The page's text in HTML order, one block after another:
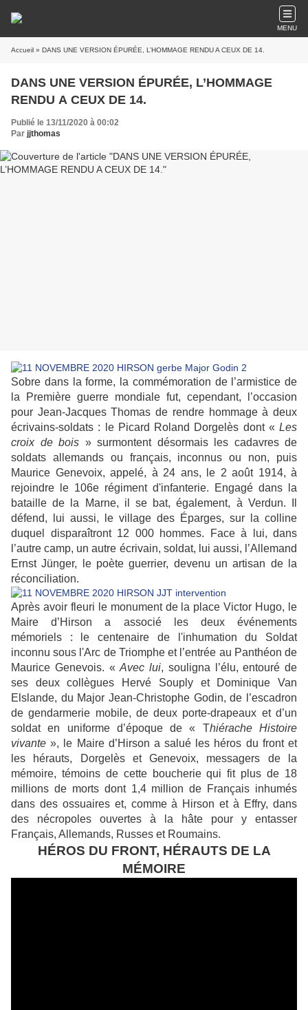
MENU
Accueil » DANS UNE VERSION ÉPURÉE, L’HOMMAGE RENDU A CEUX DE 14.
DANS UNE VERSION ÉPURÉE, L’HOMMAGE
RENDU A CEUX DE 14.
Publié le 13/11/2020 à 00:02
Par jjthomas
Sobre dans la forme, la commémoration de l’armistice de
la Première guerre mondiale fut, cependant, l’occasion
pour Jean-Jacques Thomas de rendre hommage à deux
écrivains-soldats : le Picard Roland Dorgelès dont « Les
croix de bois » surmontent désormais les cadavres de
soldats allemands ou français, inconnus ou non, puis
Maurice Genevoix, appelé, à 24 ans, le 2 août 1914, à
rejoindre le 106e régiment d'infanterie. Engagé dans la
bataille de la Marne, il se bat, également, à Verdun. Il
défend, lui aussi, le village des Éparges, sur la colline
duquel disparaîtront 12 000 hommes. Face à lui, dans
l’autre camp, un autre écrivain, soldat, lui aussi, l’Allemand
Ernst Jünger, le poète guerrier, devenu un artisan de la
réconciliation.
Après avoir fleuri le monument de la place Victor Hugo, le
Maire d’Hirson a associé les deux événements
mémoriels : le centenaire de l'inhumation du Soldat
inconnu sous l'Arc de Triomphe et l’entrée au Panthéon de
Maurice Genevois. «Avec lui, souligna l’élu, entouré de
ses deux collègues Hervé Souply et Dominique Van
Elslande, du Major Jean-Christophe Godin, de l’escadron
de gendarmerie mobile, de deux porte-drapeaux et d’un
soldat en uniforme d’époque de « Thiérache Histoire
vivante », le Maire d’Hirson a salué les héros du front et
les hérauts, Dorgelès et Genevoix, messagers de la
mémoire, témoins de cette boucherie qui fit plus de 18
millions de morts dont 1,4 million de Français inhumés
dans des ossuaires et, comme à Hirson et à Effry, dans
des nécropoles ouvertes à la hâte pour y entasser
Français, Allemands, Russes et Roumains.
HÉROS DU FRONT, HÉRAUTS DE LA
MÉMOIRE